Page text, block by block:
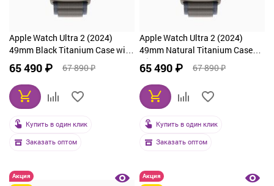
Apple Watch Ultra 2 (2024)
49mm Black Titanium Case with
Ice Blue Ocean Band
65 490 ₽ 67 890 ₽
Купить в один клик
Заказать оптом
Apple Watch Ultra 2 (2024)
49mm Natural Titanium Case
with Black Ocean Band
65 490 ₽ 67 890 ₽
Купить в один клик
Заказать оптом
Акция
Акция